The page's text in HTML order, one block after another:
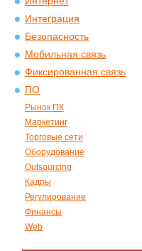
Интеграция
Безопасность
Мобильная связь
Фиксированная связь
ПО
Рынок ПК
Маркетинг
Торговые сети
Оборудование
Outsourcing
Кадры
Регулирование
Финансы
Web